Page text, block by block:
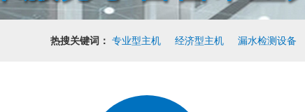
热搜关键词： 专业型主机 经济型主机 漏水检测设备